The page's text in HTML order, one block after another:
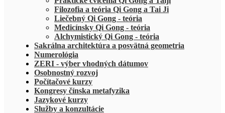
Filozofia a teória Qi Gong a Tai Ji
Liečebný Qi Gong - teória
Medicínsky Qi Gong - teória
Alchymistický Qi Gong - teória
Sakrálna architektúra a posvätná geometria
Numerológia
ZERI - výber vhodných dátumov
Osobnostný rozvoj
Počítačové kurzy
Kongresy čínska metafyzika
Jazykové kurzy
Služby a konzultácie